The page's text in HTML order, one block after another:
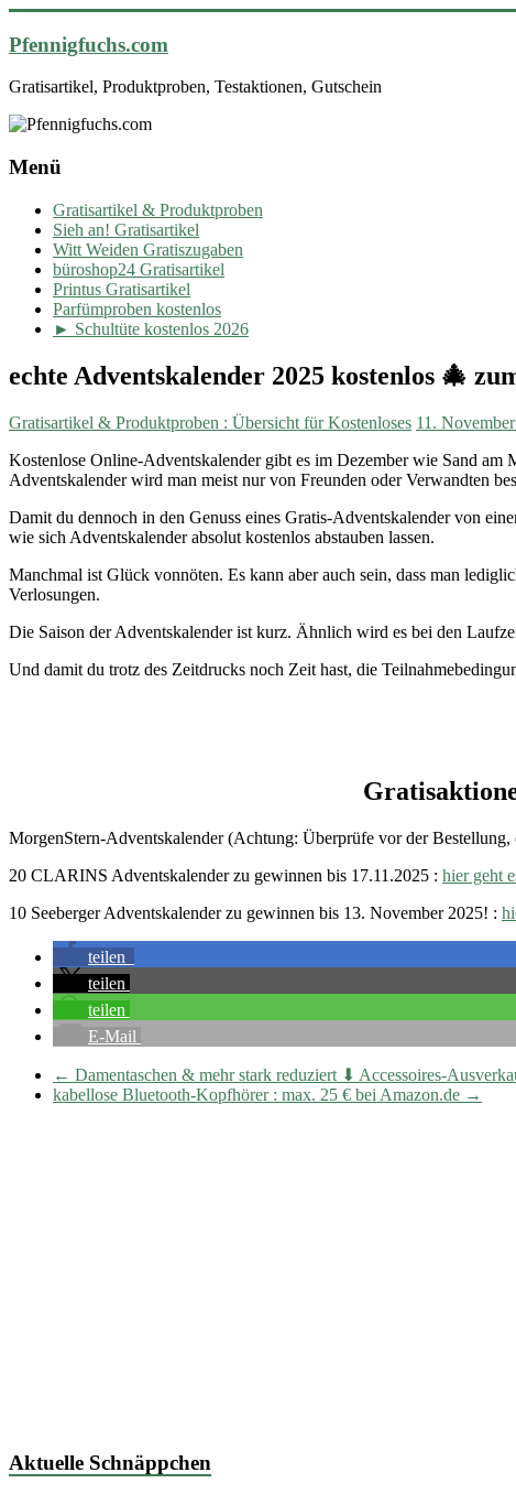
Pfennigfuchs.com
Gratisartikel, Produktproben, Testaktionen, Gutschein
Menü
Gratisartikel & Produktproben
Sieh an! Gratisartikel
Witt Weiden Gratiszugaben
büroshop24 Gratisartikel
Printus Gratisartikel
Parfümproben kostenlos
► Schultüte kostenlos 2026
echte Adventskalender 2025 kostenlos 🎄
Gratisartikel & Produktproben : Übersicht für Kostenloses 11.
Kostenlose Online-Adventskalender gibt es im Dezember wie Sand am
Adventskalender wird man meist nur von Freunden oder Verwandten
Damit du dennoch in den Genuss eines Gratis-Adventskalender von
wie sich Adventskalender absolut kostenlos abstauben lassen.
Manchmal ist Glück vonnöten. Es kann aber auch sein, dass man
Verlosungen.
Die Saison der Adventskalender ist kurz. Ähnlich wird es bei den
Und damit du trotz des Zeitdrucks noch Zeit hast, die
MorgenStern-Adventskalender (Achtung: Überprüfe vor der
20 CLARINS Adventskalender zu gewinnen bis 17.11.2025 : hier geht
10 Seeberger Adventskalender zu gewinnen bis 13. November 2025! :
teilen
teilen
teilen
E-Mail
← Damentaschen & mehr stark reduziert ⬇ Accessoires-
kabellose Bluetooth-Kopfhörer : max. 25 € bei Amazon.de →
Aktuelle Schnäppchen